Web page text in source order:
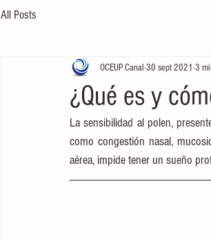
All Posts
¿Qué es y
OCEUP Canal 30 sept 2021 3
La sensibilidad al polen,
como congestión nasal,
aérea, impide tener un sueño